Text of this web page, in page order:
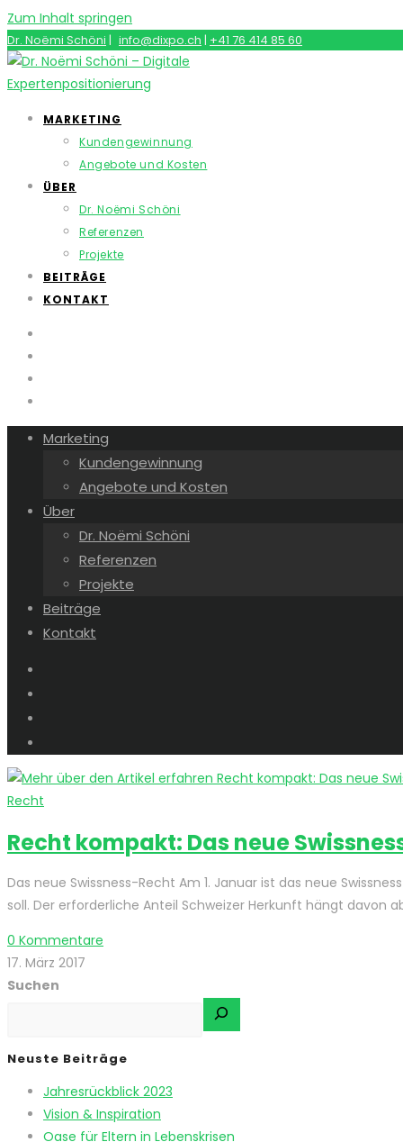
Zum Inhalt springen
Dr. Noëmi Schöni | info@dixpo.ch | +41 76 414 85 60
MARKETING
Kundengewinnung
Angebote und Kosten
ÜBER
Dr. Noëmi Schöni
Referenzen
Projekte
BEITRÄGE
KONTAKT
Marketing
Kundengewinnung
Angebote und Kosten
Über
Dr. Noëmi Schöni
Referenzen
Projekte
Beiträge
Kontakt
Recht
Recht kompakt: Das neue
Das neue Swissness-Recht Am 1. Januar ist das neue
soll. Der erforderliche Anteil Schweizer Herkunft hängt davon
0 Kommentare
17. März 2017
Suchen
Neuste Beiträge
Jahresrückblick 2023
Vision & Inspiration
Oase für Eltern in Lebenskrisen